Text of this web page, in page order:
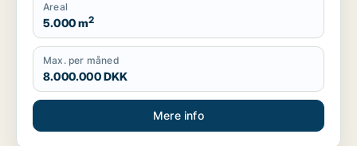
Areal
5.000 m2
Max. per måned
8.000.000 DKK
Mere info